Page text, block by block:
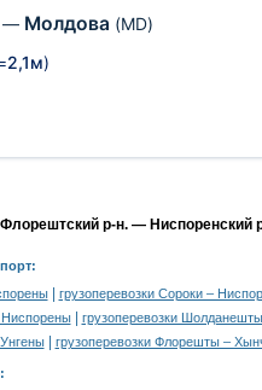
— Молдова (MD)
2,1м)
р-н. — Ниспоренский
|
грузоперевозки Сороки –
Ниспорены|
грузоперевозки
| грузоперевозки Флорешты –
: